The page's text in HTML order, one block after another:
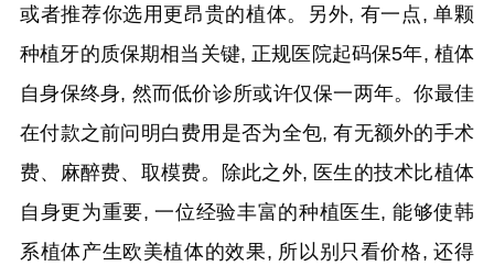
或者推荐你选用更昂贵的植体。另外, 有一点, 单颗
种植牙的质保期相当关键, 正规医院起码保5年, 植体
自身保终身, 然而低价诊所或许仅保一两年。你最佳
在付款之前问明白费用是否为全包, 有无额外的手术
费、麻醉费、取模费。除此之外, 医生的技术比植体
自身更为重要, 一位经验丰富的种植医生, 能够使韩
系植体产生欧美植体的效果, 所以别只看价格, 还得